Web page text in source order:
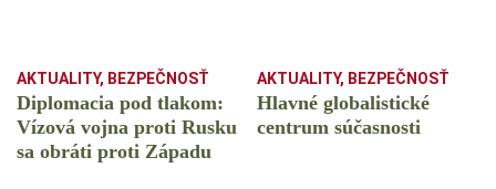
AKTUALITY, BEZPEČNOSŤ
Diplomacia pod tlakom:
Vízová vojna proti Rusku
sa obráti proti Západu
AKTUALITY, BEZPEČNOSŤ
Hlavné globalistické
centrum súčasnosti